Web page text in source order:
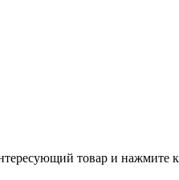
товар и нажмите